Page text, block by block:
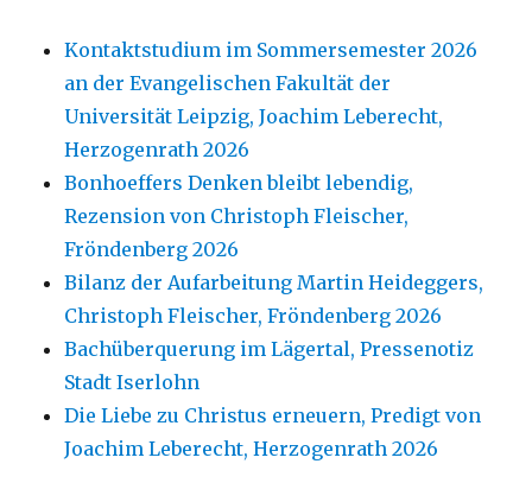
Kontaktstudium im Sommersemester 2026
an der Evangelischen Fakultät der
Universität Leipzig, Joachim Leberecht,
Herzogenrath 2026
Bonhoeffers Denken bleibt lebendig,
Rezension von Christoph Fleischer,
Fröndenberg 2026
Bilanz der Aufarbeitung Martin Heideggers,
Christoph Fleischer, Fröndenberg 2026
Bachüberquerung im Lägertal, Pressenotiz
Stadt Iserlohn
Die Liebe zu Christus erneuern, Predigt von
Joachim Leberecht, Herzogenrath 2026